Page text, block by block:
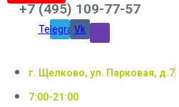
+7 (495) 109-77-57
TelegramVk
г. Щелково, ул. Парковая, д.7
7:00-21:00